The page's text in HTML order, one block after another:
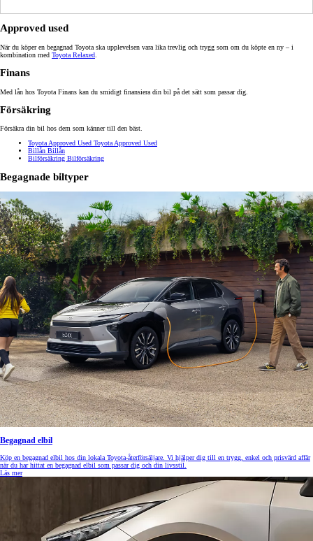
Approved used
När du köper en begagnad Toyota ska upplevelsen vara lika trevlig och trygg som om du köpte en ny – i
kombination med Toyota Relaxed
Finans
Med lån hos Toyota Finans kan du smidigt finansiera din bil på det sätt som passar dig.
Försäkring
Försäkra din bil hos dem som känner till den bäst.
Toyota Approved Used Toyota Approved Used
Billån Billån
Bilförsäkring Bilförsäkring
Begagnade biltyper
Begagnad elbil
Köp en begagnad elbil hos din lokala Toyota-återförsäljare. Vi hjälper dig till en trygg, enkel och prisvärd affär
när du har hittat en begagnad elbil som passar dig och din livsstil.
Läs mer